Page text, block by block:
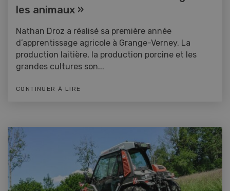
les animaux »
Nathan Droz a réalisé sa première année
d’apprentissage agricole à Grange-Verney. La
production laitière, la production porcine et les
grandes cultures son...
CONTINUER À LIRE